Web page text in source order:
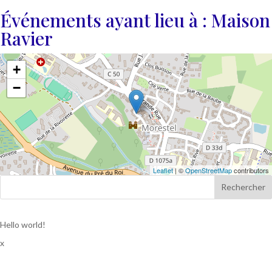
Événements ayant lieu à : Maison
Ravier
+
−
Leaflet| ©OpenStreetMapcontributors
Rechercher
Hello world!
x